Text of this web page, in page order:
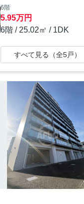
6階
5.95万円
6階 / 25.02㎡ / 1DK
すべて見る（全5戸）